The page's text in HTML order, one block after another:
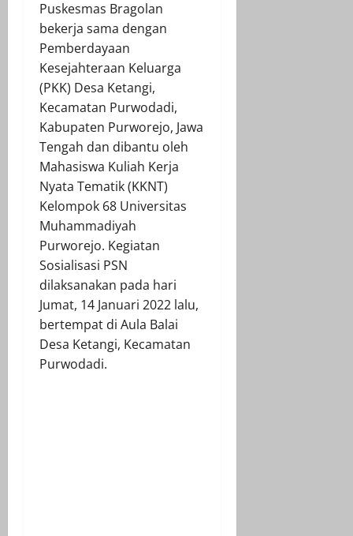
Puskesmas Bragolan
bekerja sama dengan
Pemberdayaan
Kesejahteraan Keluarga
(PKK) Desa Ketangi,
Kecamatan Purwodadi,
Kabupaten Purworejo, Jawa
Tengah dan dibantu oleh
Mahasiswa Kuliah Kerja
Nyata Tematik (KKNT)
Kelompok 68 Universitas
Muhammadiyah
Purworejo. Kegiatan
Sosialisasi PSN
dilaksanakan pada hari
Jumat, 14 Januari 2022 lalu,
bertempat di Aula Balai
Desa Ketangi, Kecamatan
Purwodadi.